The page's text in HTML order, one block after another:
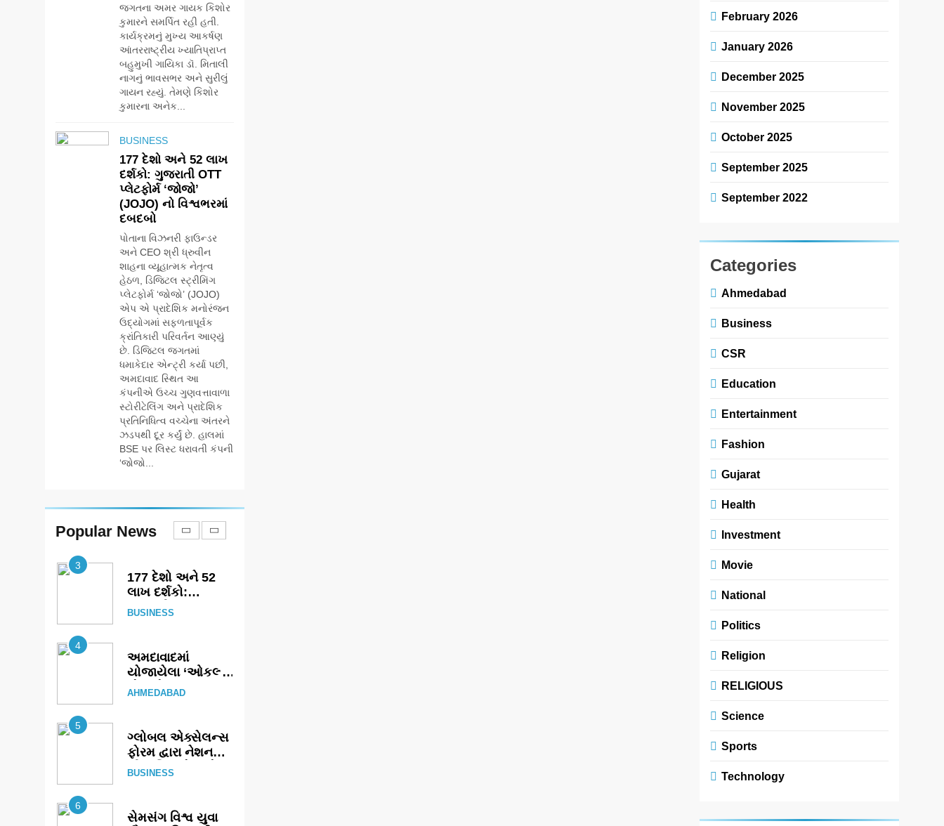
જગતના અમર ગાયક કિશોર
કુમારને સમર્પિત રહી હતી.
કાર્યક્રમનું મુખ્ય આકર્ષણ
આંતરરાષ્ટ્રીય ખ્યાતિપ્રાપ્ત
બહુમુખી ગાયિકા ડૉ. મિતાલી
નાગનું ભાવસભર અને સુરીલું
ગાયન રહ્યું. તેમણે કિશોર
કુમારના અનેક...
BUSINESS
177 દેશો અને 52 લાખ
દર્શકો: ગુજરાતી OTT
પ્લેટફોર્મ ‘જોજો’
(JOJO) નો વિશ્વભરમાં
દબદબો
પોતાના વિઝનરી ફાઉન્ડર
અને CEO શ્રી ધ્રુવીન
શાહના વ્યૂહાત્મક નેતૃત્વ
હેઠળ, ડિજિટલ સ્ટ્રીમિંગ
પ્લેટફોર્મ ‘જોજો’ (JOJO)
એપ એ પ્રાદેશિક મનોરંજન
ઉદ્યોગમાં સફળતાપૂર્વક
ક્રાંતિકારી પરિવર્તન આણ્યું
છે. ડિજિટલ જગતમાં
ધમાકેદાર એન્ટ્રી કર્યા પછી,
અમદાવાદ સ્થિત આ
કંપનીએ ઉચ્ચ ગુણવત્તાવાળા
સ્ટોરીટેલિંગ અને પ્રાદેશિક
પ્રતિનિધિત્વ વચ્ચેના અંતરને
ઝડપથી દૂર કર્યું છે. હાલમાં
BSE પર લિસ્ટ ધરાવતી કંપની
‘જોજો...
Popular News
ગ્લોબલ એક્સેલન્સ
ફોરમ દ્વારા નેશનલ
તથા ભારત સમ્માન
૨૦૨૬નો ભવ્ય અને
પ્રતિષ્ઠિત કાર્યક્રમ
નવી દિલ્હીમાં
સફળતાપૂર્વક
યોજાયો
સેમસંગ વિશ્વ યુવા
કૌશલ્ય દિવસની
ઉજવણી કરે છે,
સેમસંગ દોસ્ત
કૌશલ્ય વિકાસ
કાર્યક્રમના 30
ટોચના પ્રતિભાશાળી
વિદ્યાર્થીઓનું
સન્માન કરે છે
BUSINESS
આયુદા ઓર્ગેનિક્સ
દ્વારા ગુજરાતના 5
શહેરોમાં રિટેલ સ્ટોર્સ
અને ગીર ગાયના
વૈદિક વલોણા ઘી-
દૂધની શુદ્ધ સેવાઓ
સાથે વ્યાપક
વિસ્તરણ
BUSINESS
‘ગેટ સેટ ગો’ નું
પાવર-પેક્ડ ટ્રેલર
લોન્ચ: 7 ઓગસ્ટે
રિલીઝ થઈ રહેલ
આ ફિલ્મમાં હાઇ-ટેક
VFX જોવા મળશે
ENTERTAINMENT
ભારતના ભવિષ્યના
કાર્યબળને તૈયાર
કરતાં: ટીમલીઝ
સ્કિલ્સ
એનાયત કરી
EDUCATION
(આર્ક ઇવેન્ટ્સ) દ્વારા
કિશોર કુમારની
જન્મજયંતિ નિમિત્તે
શ્રદ્ધાંજલિ
AHMEDABAD
3
177 દેશો અને 52
લાખ દર્શકો:
ગુજરાતી OTT
વિશ્વભરમાં દબદબો
BUSINESS
4
અમદાવાદમાં
યોજાયેલા ‘ઓકલ્ટ
કોન્ક્લેવ 2026’માં
એ ટેરોટ કાર્ડ રીડિંગ
અંગે માહિતી આપી
AHMEDABAD
5
ગ્લોબલ એક્સેલન્સ
ફોરમ દ્વારા નેશનલ
લીડરશિપ કોન્કલેવ
પ્રતિષ્ઠિત કાર્યક્રમ
BUSINESS
6
સેમસંગ વિશ્વ યુવા
February 2026
January 2026
December 2025
November 2025
October 2025
September 2025
September 2022
Categories
Ahmedabad
Business
CSR
Education
Entertainment
Fashion
Gujarat
Health
Investment
Movie
National
Politics
Religion
RELIGIOUS
Science
Sports
Technology